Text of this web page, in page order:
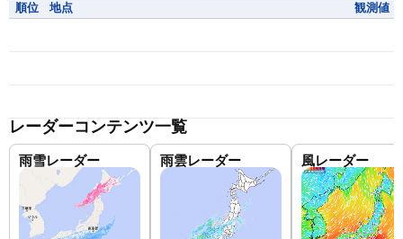
順位 地点 観測値
レーダーコンテンツ一覧
雨雪レーダー 雨雲レーダー 風レーダー